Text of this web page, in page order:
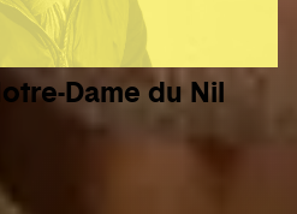
Dame du Nil